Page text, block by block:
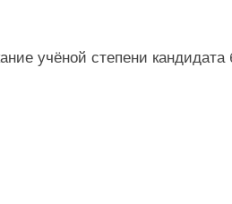
учёной степени кандидата